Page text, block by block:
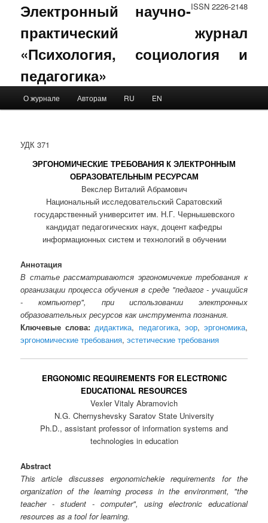
ISSN 2226-2148
Электронный научно-
практический журнал
«Психология, социология и
педагогика»
Skip to primary content
Skip to secondary content
О журнале Авторам RU EN
УДК 371
ЭРГОНОМИЧЕСКИЕ ТРЕБОВАНИЯ К ЭЛЕКТРОННЫМ
ОБРАЗОВАТЕЛЬНЫМ РЕСУРСАМ
Векслер Виталий Абрамович
Национальный исследовательский Саратовский
государственный университет им. Н.Г. Чернышевского
кандидат педагогических наук, доцент кафедры
информационных систем и технологий в обучении
Аннотация
В статье рассматриваются эргономичекие требования к
организации процесса обучения в среде "педагог - учащийся
- компьютер", при использовании электронных
образовательных ресурсов как инструмента познания.
Ключевые слова: дидактика, педагогика, эор, эргономика,
эргономические требования,эстетические требования
ERGONOMIC REQUIREMENTS FOR ELECTRONIC
EDUCATIONAL RESOURCES
Vexler Vitaly Abramovich
N.G. Chernyshevsky Saratov State University
Ph.D., assistant professor of information systems and
technologies in education
Abstract
This article discusses ergonomichekie requirements for the
organization of the learning process in the environment, "the
teacher - student - computer", using electronic educational
resources as a tool for learning.